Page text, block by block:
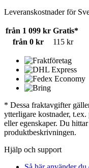
Leveranskostnader för
från 1 099 kr Gratis*
från 0 kr
115 kr
* Dessa fraktavgifter
ytterligare kostnader,
eller egenskaper. Du
produktbeskrivningen.
Hjälp och support